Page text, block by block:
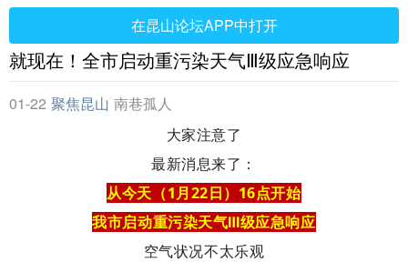
在昆山论坛APP中打开
就现在！全市启动重污染天气Ⅲ级应急响应
01-22 聚焦昆山 南巷孤人
大家注意了
最新消息来了：
从今天（1月22日）16点开始
我市启动重污染天气Ⅲ级应急响应
空气状况不太乐观